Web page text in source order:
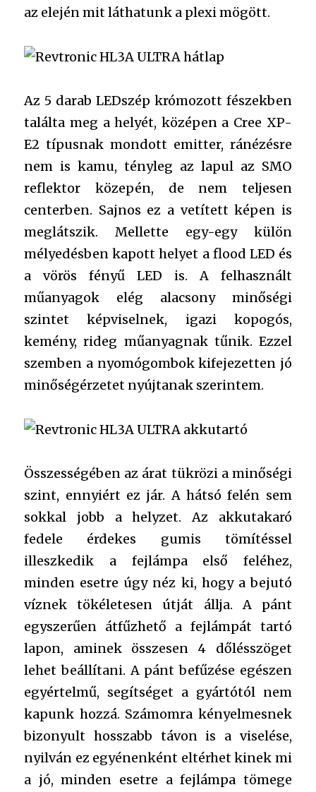
az elején mit láthatunk a plexi mögött.
Az 5 darab LEDszép krómozott fészekben
találta meg a helyét, középen a Cree XP-
E2 típusnak mondott emitter, ránézésre
nem is kamu, tényleg az lapul az SMO
reflektor közepén, de nem teljesen
centerben. Sajnos ez a vetített képen is
meglátszik. Mellette egy-egy külön
mélyedésben kapott helyet a flood LED és
a vörös fényű LED is. A felhasznált
műanyagok elég alacsony minőségi
szintet képviselnek, igazi kopogós,
kemény, rideg műanyagnak tűnik. Ezzel
szemben a nyomógombok kifejezetten jó
minőségérzetet nyújtanak szerintem.
Összességében az árat tükrözi a minőségi
szint, ennyiért ez jár. A hátsó felén sem
sokkal jobb a helyzet. Az akkutakaró
fedele érdekes gumis tömítéssel
illeszkedik a fejlámpa első feléhez,
minden esetre úgy néz ki, hogy a bejutó
víznek tökéletesen útját állja. A pánt
egyszerűen átfűzhető a fejlámpát tartó
lapon, aminek összesen 4 dőlésszöget
lehet beállítani. A pánt befűzése egészen
egyértelmű, segítséget a gyártótól nem
kapunk hozzá. Számomra kényelmesnek
bizonyult hosszabb távon is a viselése,
nyilván ez egyénenként eltérhet kinek mi
a jó, minden esetre a fejlámpa tömege